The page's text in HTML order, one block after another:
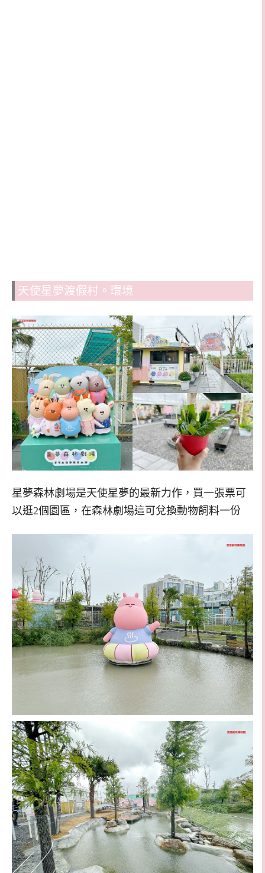
天使星夢渡假村。環境
星夢森林劇場是天使星夢的最新力作，買一張票可
以逛2個園區，在森林劇場這可兌換動物飼料一份